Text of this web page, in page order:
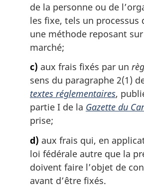
de la personne ou de
les fixe, tels un processus
une méthode reposant
marché;
c) aux frais fixés par un
sens du paragraphe 2(1)
textes réglementaires,
partie I de la Gazette du
prise;
d) aux frais qui, en
loi fédérale autre que la
doivent faire l’objet de
avant d’être fixés.